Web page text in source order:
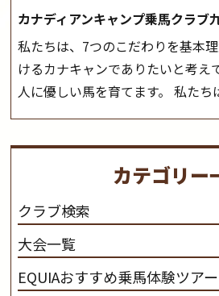
カナディアンキャンプ乗馬クラブ
私たちは、7つのこだわりを基本
けるカナキャンでありたいと考え
人に優しい馬を育てます。 私た
さと魅力を追求します。 私たちは
だわります。 私たちは、乗用馬の
ンプ乗馬クラブ九州のツアー情報
カテゴリー
クラブ検索
大会一覧
EQUIAおすすめ乗馬体験ツアー